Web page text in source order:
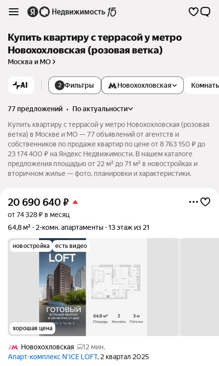
Купить квартиру с террасой у метро
Новохохловская (розовая ветка)
Москва и МО
AI 2 Фильтры Новохохловская
77 предложений •
по актуальности
Купить квартиру с террасой у метро Новохохловская (розовая
ветка) в Москве и МО — 77 объявлений от агентств и
собственников по продаже квартир по цене от 8 763 150 ₽ до
23 174 400 ₽ на Яндекс Недвижимости. В нашем каталоге
предложения площадью от 22 м² до 71 м² в новостройках и
вторичном жилье — фото, планировки и характеристики.
20 690 640 ₽
от 74 328 ₽ в месяц
64,8 м²
2-комн. апартаменты 13 этаж из 21
новостройка есть видео
хорошая цена
Новохохловская
12 мин.
Апарт-комплекс N’ICE LOFT, 2 квартал 2025